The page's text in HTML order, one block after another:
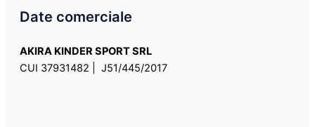
Date comerciale
AKIRA KINDER SPORT SRL
CUI 37931482 | J51/445/2017